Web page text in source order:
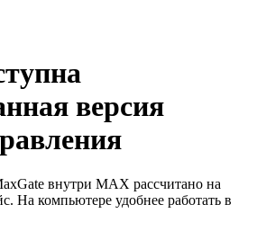
версия
внутри MAX рассчитано на
На компьютере удобнее работать в